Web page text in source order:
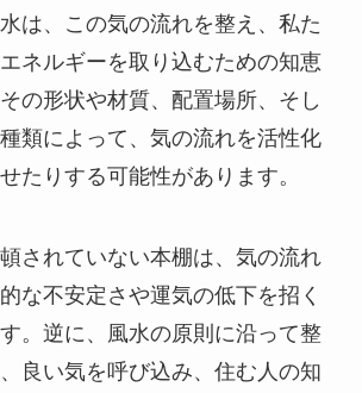
は、この気の流れを整え、私た
ネルギーを取り込むための知恵
の形状や材質、配置場所、そし
類によって、気の流れを活性化
たりする可能性があります。
されていない本棚は、気の流れ
な不安定さや運気の低下を招く
。逆に、風水の原則に沿って整
良い気を呼び込み、住む人の知